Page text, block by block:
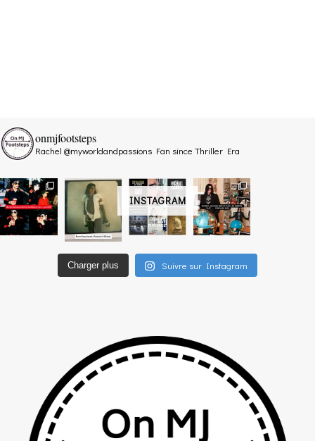
INSTAGRAM
onmjfootsteps
Rachel @myworldandpassions Fan since Thriller Era
Charger plus Suivre sur Instagram